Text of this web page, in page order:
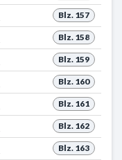
Blz. 157
Blz. 158
Blz. 159
Blz. 160
Blz. 161
Blz. 162
Blz. 163